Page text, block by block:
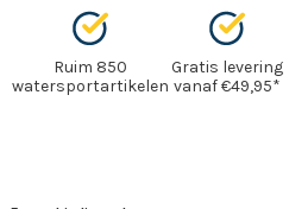
Ruim 850
watersportartikelen
Gratis levering
vanaf €49,95*